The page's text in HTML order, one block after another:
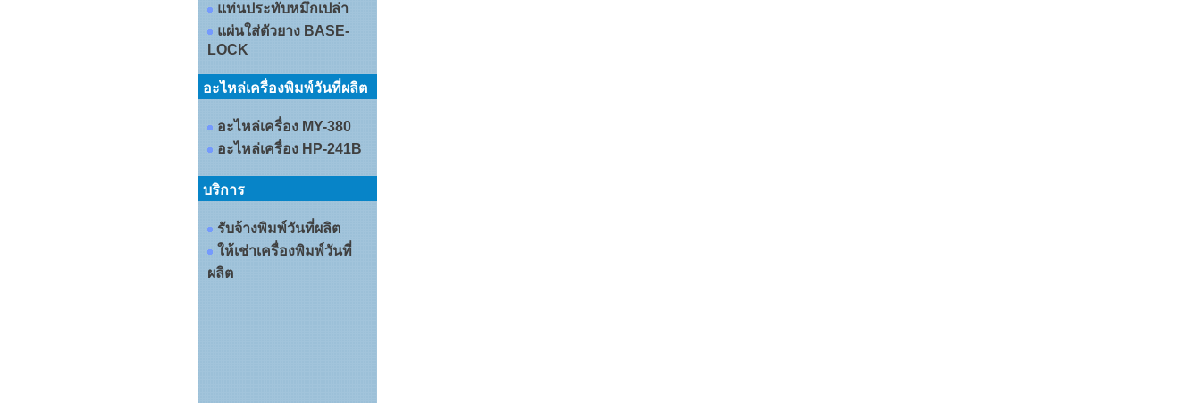
แท่นประทับหมึกเปล่า
แผ่นใส่ตัวยาง BASE-
LOCK
อะไหล่เครื่องพิมพ์วันที่ผลิต
อะไหล่เครื่อง MY-380
อะไหล่เครื่อง HP-241B
บริการ
รับจ้างพิมพ์วันที่ผลิต
ให้เช่าเครื่องพิมพ์วันที่
ผลิต